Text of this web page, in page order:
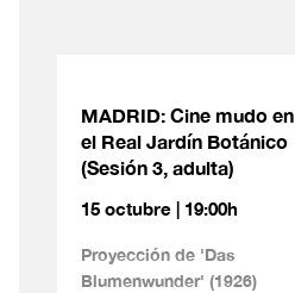
MADRID: Cine mudo en
el Real Jardín Botánico
(Sesión 3, adulta)
15 octubre | 19:00h
Proyección de 'Das
Blumenwunder' (1926)